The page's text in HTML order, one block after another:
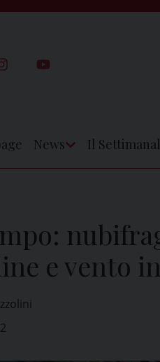
News Il
e vento